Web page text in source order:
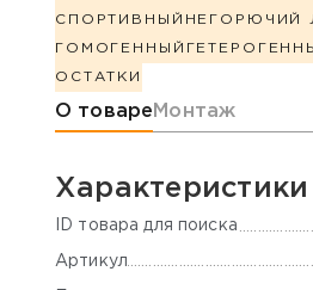
СПОРТИВНЫЙ НЕГОРЮЧИЙ
ГОМОГЕННЫЙ
ОСТАТКИ
Информация о
О товаре Монтаж
Характеристики
ID товара для поиска
Артикул